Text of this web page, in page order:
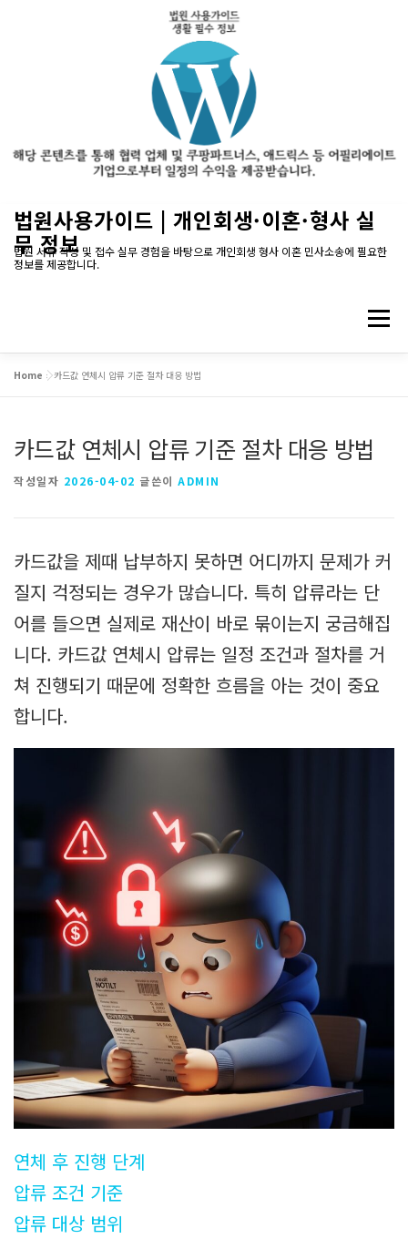
법원사용가이드 | 개인회생·이혼·형사 실
무 정보
법원 서류 작성 및 접수 실무 경험을 바탕으로 개인회생 형사 이혼 민사소송에 필요한
정보를 제공합니다.
메뉴
Home »카드값 연체시 압류 기준 절차 대응 방법
카드값 연체시 압류 기준 절차 대응 방법
작성일자 2026-04-02 글쓴이 ADMIN
카드값을 제때 납부하지 못하면 어디까지 문제가 커
질지 걱정되는 경우가 많습니다. 특히 압류라는 단
어를 들으면 실제로 재산이 바로 묶이는지 궁금해집
니다. 카드값 연체시 압류는 일정 조건과 절차를 거
쳐 진행되기 때문에 정확한 흐름을 아는 것이 중요
합니다.
연체 후 진행 단계
압류 조건 기준
압류 대상 범위